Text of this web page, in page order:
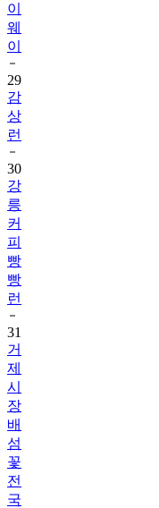
이
웨
이
29
감
상
런
30
강
릉
커
피
빵
빵
런
31
거
제
시
장
배
섬
꽃
전
국